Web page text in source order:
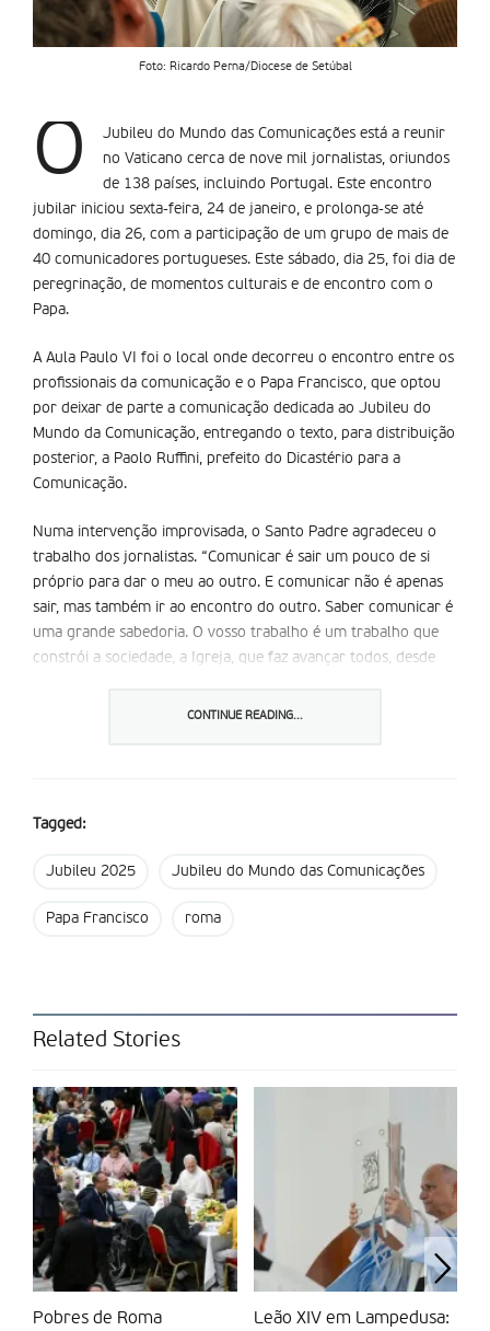
Foto: Ricardo Perna/Diocese de Setúbal
O
Jubileu do Mundo das Comunicações está a reunir
no Vaticano cerca de nove mil jornalistas, oriundos
de 138 países, incluindo Portugal. Este encontro
jubilar iniciou sexta-feira, 24 de janeiro, e prolonga-se até
domingo, dia 26, com a participação de um grupo de mais de
40 comunicadores portugueses. Este sábado, dia 25, foi dia de
peregrinação, de momentos culturais e de encontro com o
Papa.
A Aula Paulo VI foi o local onde decorreu o encontro entre os
profissionais da comunicação e o Papa Francisco, que optou
por deixar de parte a comunicação dedicada ao Jubileu do
Mundo da Comunicação, entregando o texto, para distribuição
posterior, a Paolo Ruffini, prefeito do Dicastério para a
Comunicação.
Numa intervenção improvisada, o Santo Padre agradeceu o
trabalho dos jornalistas. “Comunicar é sair um pouco de si
próprio para dar o meu ao outro. E comunicar não é apenas
sair, mas também ir ao encontro do outro. Saber comunicar é
uma grande sabedoria. O vosso trabalho é um trabalho que
constrói a sociedade, a Igreja, que faz avançar todos, desde
obrigado! Estou feliz”, concluiu. De seguida, o Sumo Pontífice
pela sala de imprensa da Santa Sé, o Papa pede para que a
defendidas e salvaguardadas juntamente com o direito
de consertar o que está rasgado, ao dinamismo do bem que
escondidas mesmo quando tudo parece perdido, significa
permitir esperar mesmo contra toda esperança. Significa
perceber os brotos que surgem quando a terra ainda está
coberta de cinzas. Contar a esperança significa ter um olhar
que transforma as coisas, e faz com que elas se tornem o que
poderiam ser, o que deveriam ser. Significa fazer com que as
coisas caminhem em direção ao seu destino. Esse é o poder
das histórias. E é isso o que eu os encorajo a fazer: contar a
esperança, compartilhá-la”, apela Francisco.
CONTINUE READING...
Tagged:
Jubileu 2025 Jubileu do Mundo das Comunicações
Papa Francisco roma
Related Stories
Pobres de Roma
Leão XIV em Lampedusa: